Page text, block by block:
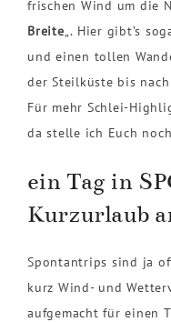
frischen Wind um die
Breite„. Hier gibt’s
und einen tollen
der Steilküste bis
Für mehr Schlei-
da stelle ich Euch
ein Tag in
Kurzurlaub
Spontantrips sind ja
kurz Wind- und
aufgemacht für einen